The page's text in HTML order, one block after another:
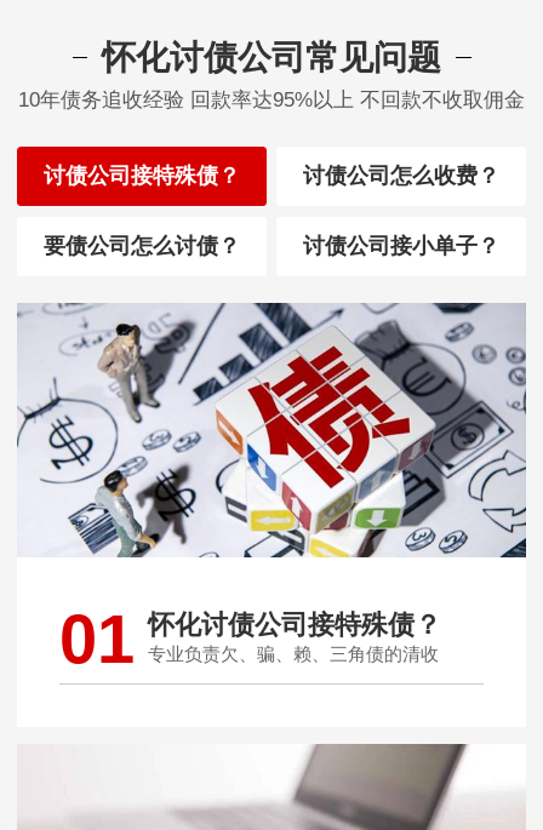
怀化讨债公司常见问题
10年债务追收经验 回款率达95%以上 不回款不收取佣金
讨债公司接特殊债？ 讨债公司怎么收费？
要债公司怎么讨债？ 讨债公司接小单子？
01 怀化讨债公司接特殊债？
专业负责欠、骗、赖、三角债的清收